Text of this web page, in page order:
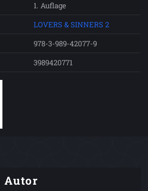
1. Auflage
LOVERS & SINNERS 2
978-3-989-42077-9
3989420771
Autor